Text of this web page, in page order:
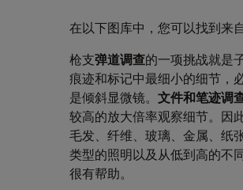
在以下图库中，您可以找到来
枪支弹道调查的一项挑战就是
痕迹和标记中最细小的细节，
是倾斜显微镜。 文件和笔迹调
较高的放大倍率观察细节。因
毛发、纤维、玻璃、金属、纸
类型的照明以及从低到高的不
很有帮助。